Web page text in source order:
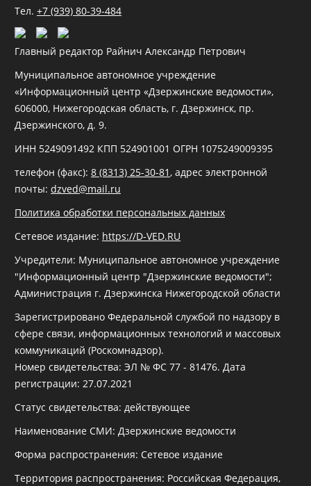
Тел. +7 (939) 80-39-484
Главный редактор Райнич Александр Петрович
Муниципальное автономное учреждение
«Информационный центр «Дзержинские ведомости»,
606000, Нижегородская область, г. Дзержинск, пр.
Дзержинского, д. 9.
ИНН 5249091492 КПП 524901001 ОГРН 1075249009395
телефон (факс): 8 (8313) 25-30-81, адрес электронной
почты: dzved@mail.ru
Политика обработки персональных данных
Сетевое издание: https://D-VED.RU
Учредители: Муниципальное автономное учреждение
"Информационный центр "Дзержинские ведомости";
Администрация г. Дзержинска Нижегородской области
Зарегистрировано Федеральной службой по надзору в
сфере связи, информационных технологий и массовых
коммуникаций (Роскомнадзор).
Номер свидетельства: ЭЛ № ФС 77 - 81476. Дата
регистрации: 27.07.2021
Статус свидетельства: действующее
Наименование СМИ: Дзержинские ведомости
Форма распространения: Сетевое издание
Территория распространения: Российская Федерация,